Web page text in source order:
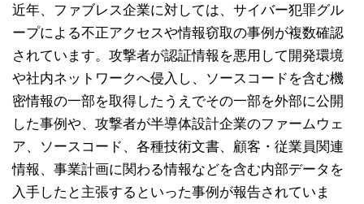
近年、ファブレス企業に対しては、サイバー犯罪グル
ープによる不正アクセスや情報窃取の事例が複数確認
されています。攻撃者が認証情報を悪用して開発環境
や社内ネットワークへ侵入し、ソースコードを含む機
密情報の一部を取得したうえでその一部を外部に公開
した事例や、攻撃者が半導体設計企業のファームウェ
ア、ソースコード、各種技術文書、顧客・従業員関連
情報、事業計画に関わる情報などを含む内部データを
入手したと主張するといった事例が報告されていま